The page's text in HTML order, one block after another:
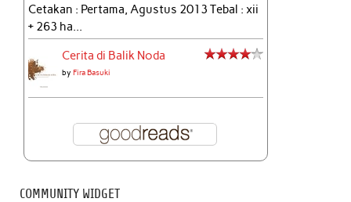
Cetakan : Pertama, Agustus 2013 Tebal : xii
+ 263 ha...
Cerita di Balik Noda
byFira Basuki
COMMUNITY WIDGET